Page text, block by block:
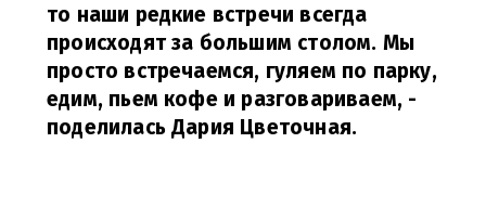
то наши редкие встречи всегда
происходят за большим столом. Мы
просто встречаемся, гуляем по парку,
едим, пьем кофе и разговариваем, -
поделилась Дария Цветочная.